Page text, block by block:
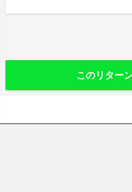
このリター